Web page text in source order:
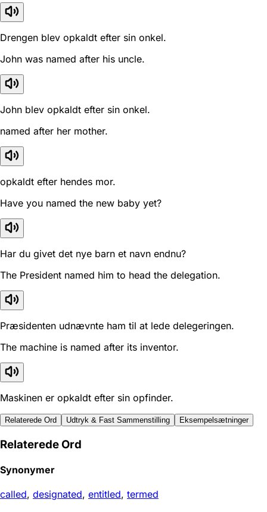
Drengen blev opkaldt efter sin onkel.
John was named after his uncle.
John blev opkaldt efter sin onkel.
named after her mother.
opkaldt efter hendes mor.
Have you named the new baby yet?
Har du givet det nye barn et navn endnu?
The President named him to head the delegation.
Præsidenten udnævnte ham til at lede delegeringen.
The machine is named after its inventor.
Maskinen er opkaldt efter sin opfinder.
Relaterede Ord Udtryk & Fast Sammenstilling Eksempelsætninger
Relaterede Ord
Synonymer
called, designated, entitled, termed